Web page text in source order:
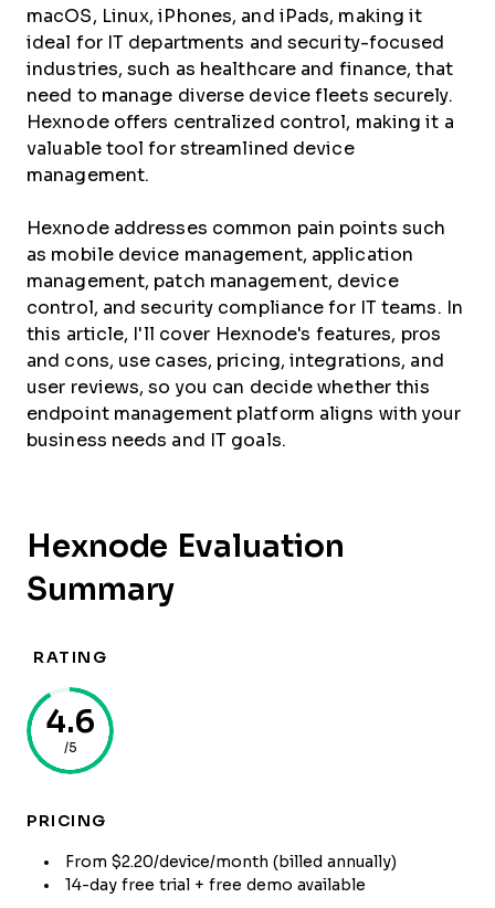
macOS, Linux, iPhones, and iPads, making it
ideal for IT departments and security-focused
industries, such as healthcare and finance, that
need to manage diverse device fleets securely.
Hexnode offers centralized control, making it a
valuable tool for streamlined device
management.
Hexnode addresses common pain points such
as mobile device management, application
management, patch management, device
control, and security compliance for IT teams. In
this article, I'll cover Hexnode's features, pros
and cons, use cases, pricing, integrations, and
user reviews, so you can decide whether this
endpoint management platform aligns with your
business needs and IT goals.
Hexnode Evaluation
Summary
RATING
4.6
/5
PRICING
From $2.20/device/month (billed annually)
14-day free trial + free demo available